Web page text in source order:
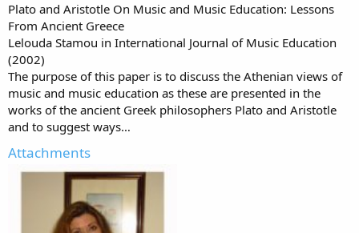
Plato and Aristotle On Music and Music Education: Lessons
From Ancient Greece
Lelouda Stamou in International Journal of Music Education
(2002)
The purpose of this paper is to discuss the Athenian views of
music and music education as these are presented in the
works of the ancient Greek philosophers Plato and Aristotle
and to suggest ways…
Attachments